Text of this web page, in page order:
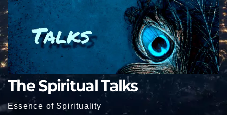
The Spiritual Talks
Essence of Spirituality